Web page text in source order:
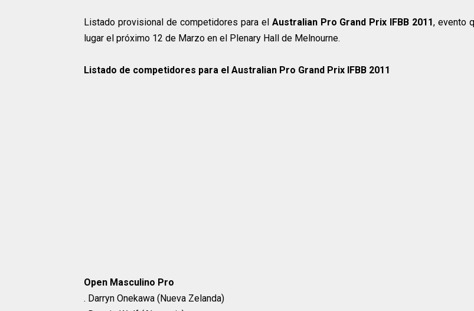
Listado provisional de competidores para el Australian Pro Grand Prix IFBB 2011, evento
lugar el próximo 12 de Marzo en el Plenary Hall de Melnourne.
Listado de competidores para el Australian Pro Grand Prix IFBB 2011
Open Masculino Pro
. Darryn Onekawa (Nueva Zelanda)